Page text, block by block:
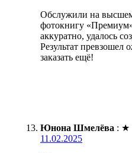
Обслужили на высшем
фотокнигу
аккуратно, удалось
Результат превзошел
заказать ещё!
Юнона Шмелёва : ★
11.02.2025